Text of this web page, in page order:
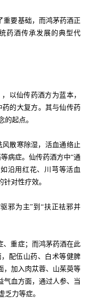
要基础，而鸿茅药酒正
药酒传承发展的典型代
以仙传药酒方为蓝本，
的大复方。其与仙传药
的起点。
散寒除湿，活血通络止
病症。仙传药酒方中“通
沿用红花、川芎等活血
对性疗效。
邪为主”到“扶正祛邪并
重症；而鸿茅药酒在此
配伍山药、白术等健脾
，加入肉苁蓉、山茱萸等
气血方面，通过人参、当
乏力等症。